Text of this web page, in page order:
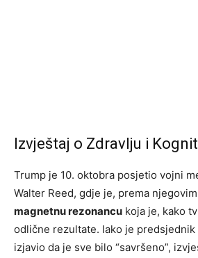
Izvještaj o Zdravlju i
Trump je 10. oktobra posjetio vojni
Walter Reed, gdje je, prema
magnetnu rezonancu koja je, kako
odlične rezultate. Iako je predsjednik
izjavio da je sve bilo “savršeno”,